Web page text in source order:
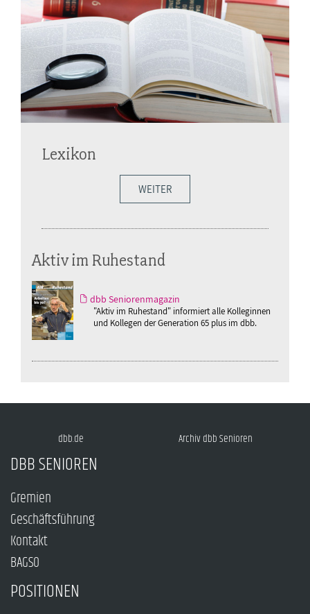
Lexikon
WEITER
Aktiv im Ruhestand
dbb Seniorenmagazin
"Aktiv im Ruhestand" informiert alle Kolleginnen
und Kollegen der Generation 65 plus im dbb.
dbb.de Archiv dbb Senioren
DBB SENIOREN
Gremien
Geschäftsführung
Kontakt
BAGSO
POSITIONEN